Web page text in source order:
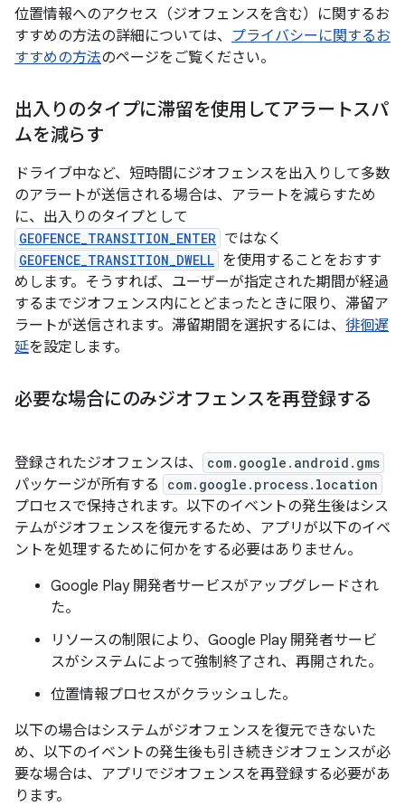
位置情報へのアクセス（ジオフェンスを含む）に関するお
すすめの方法の詳細については、 プライバシーに関するお
すすめの方法のページをご覧ください。
出入りのタイプに滞留を使用してアラートスパ
ムを減らす
ドライブ中など、短時間にジオフェンスを出入りして多数
のアラートが送信される場合は、アラートを減らすため
に、出入りのタイプとして
GEOFENCE_TRANSITION_ENTER ではなく
GEOFENCE_TRANSITION_DWELL を使用することをおすす
めします。そうすれば、ユーザーが指定された期間が経過
するまでジオフェンス内にとどまったときに限り、滞留ア
ラートが送信されます。滞留期間を選択するには、 徘徊遅
延を設定します。
必要な場合にのみジオフェンスを再登録する
登録されたジオフェンスは、 com.google.android.gms
パッケージが所有する com.google.process.location
プロセスで保持されます。以下のイベントの発生後はシス
テムがジオフェンスを復元するため、アプリが以下のイベ
ントを処理するために何かをする必要はありません。
Google Play 開発者サービスがアップグレードされ
た。
リソースの制限により、Google Play 開発者サービ
スがシステムによって強制終了され、再開された。
位置情報プロセスがクラッシュした。
以下の場合はシステムがジオフェンスを復元できないた
め、以下のイベントの発生後も引き続きジオフェンスが必
要な場合は、アプリでジオフェンスを再登録する必要があ
ります。